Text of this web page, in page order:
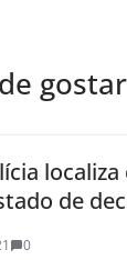
de
0